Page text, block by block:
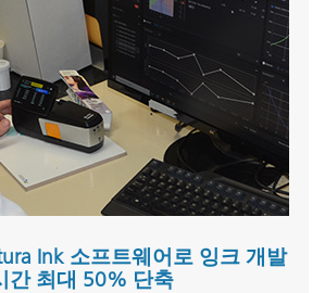
Ink 소프트웨어로 잉크 개발
간 최대 50% 단축